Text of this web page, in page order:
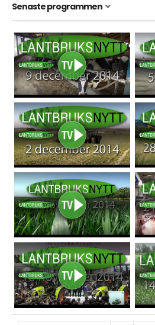
Senaste programmen